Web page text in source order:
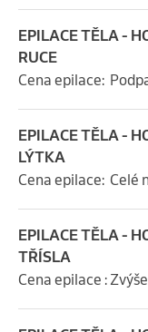
EPILACE TĚLA -
RUCE
Cena epilace:
EPILACE TĚLA -
LÝTKA
Cena epilace:  Celé
EPILACE TĚLA -
TŘÍSLA
Cena epilace :